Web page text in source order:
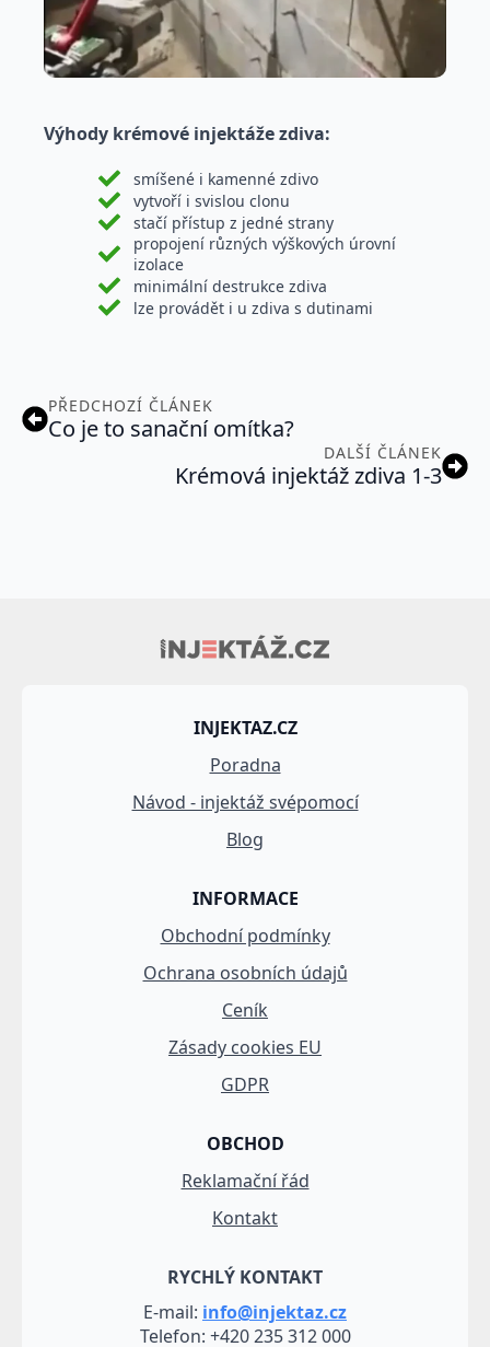
Výhody krémové injektáže zdiva:
smíšené i kamenné zdivo
vytvoří i svislou clonu
stačí přístup z jedné strany
propojení různých výškových úrovní
izolace
minimální destrukce zdiva
lze provádět i u zdiva s dutinami
PŘEDCHOZÍ ČLÁNEK
Co je to sanační omítka?
DALŠÍ ČLÁNEK
Krémová injektáž zdiva 1-3
INJEKTAZ.CZ
Poradna
Návod - injektáž svépomocí
Blog
INFORMACE
Obchodní podmínky
Ochrana osobních údajů
Ceník
Zásady cookies EU
GDPR
OBCHOD
Reklamační řád
Kontakt
RYCHLÝ KONTAKT
E-mail: info@injektaz.cz
Telefon: +420 235 312 000